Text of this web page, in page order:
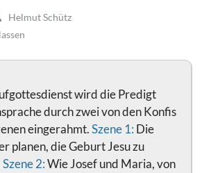
Helmut Schütz
wird die Predigt
durch zwei von den Konfis
eingerahmt.Szene 1: Die
planen, die Geburt Jesu zu
Szene 2:Wie Josef und Maria, von